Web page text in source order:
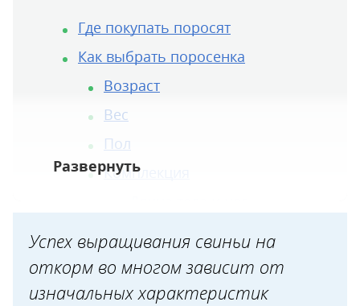
Где покупать поросят
Как выбрать поросенка
Возраст
Вес
Пол
Комплекция
Круп
Прикус
Успех выращивания свиньи на
откорм во многом зависит от
изначальных характеристик